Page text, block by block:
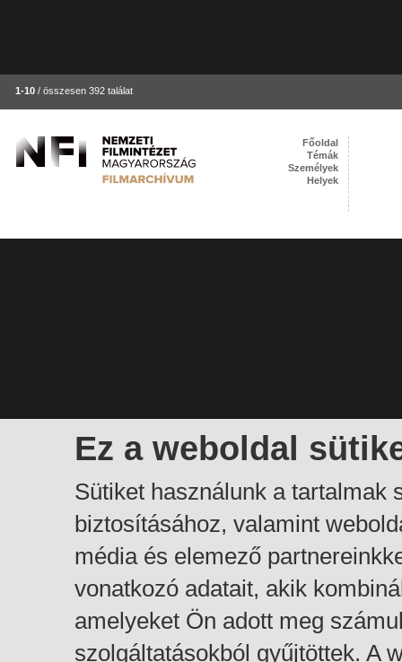
1-10 / összesen 392 találat
Ez a weboldal
Sütiket használunk a tartalmak
biztosításához, valamint
média és elemező
vonatkozó adatait, akik
amelyeket Ön adott meg
szolgáltatásokból gyűjtöttek. A
Főoldal
Témák
Személyek
Helyek